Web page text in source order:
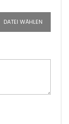
DATEI WÄHLEN